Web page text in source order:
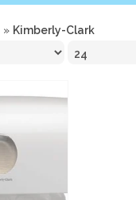
» Kimberly-Clark